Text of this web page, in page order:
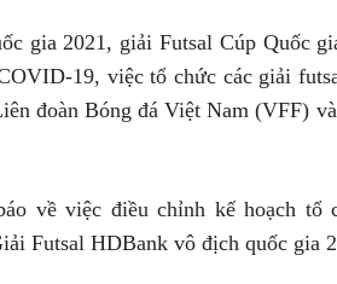
gia 2021, giải Futsal Cúp Quốc
19, việc tổ chức các giải
đoàn Bóng đá Việt Nam (VFF)
về việc điều chỉnh kế hoạch tổ
Futsal HDBank vô địch quốc gia